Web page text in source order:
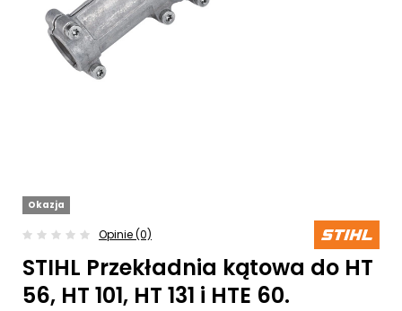
Okazja
Opinie (0)
STIHL Przekładnia kątowa do HT
56, HT 101, HT 131 i HTE 60.